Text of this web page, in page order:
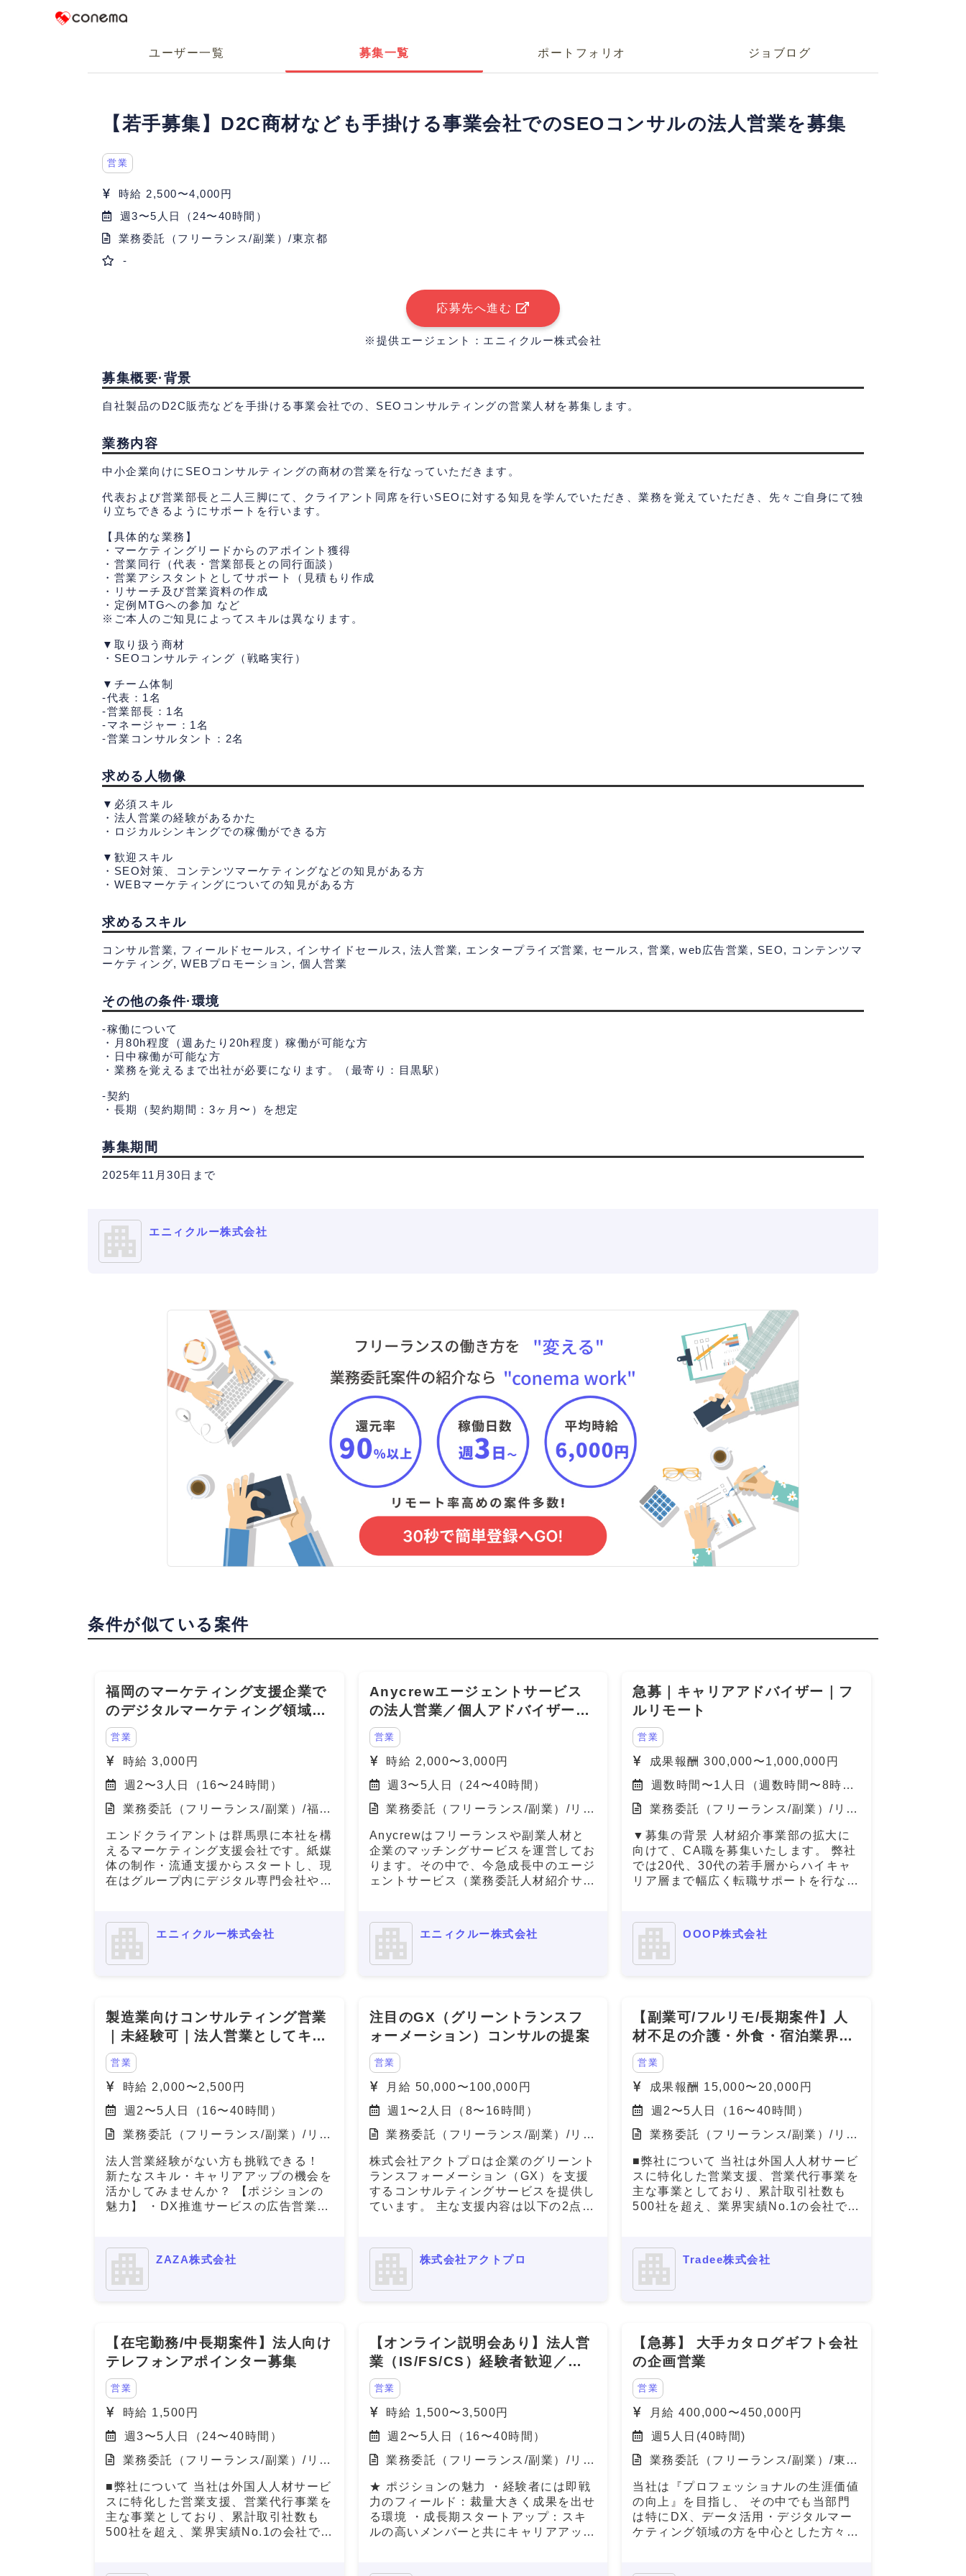
ユーザー一覧 募集一覧 ポートフォリオ ジョブログ
【若手募集】D2C商材なども手掛ける事業会社でのSEOコンサルの法人営業を募集
営業
時給 2,500〜4,000円
週3〜5人日（24〜40時間）
業務委託（フリーランス/副業）/東京都
-
応募先へ進む
※提供エージェント：エニィクルー株式会社
募集概要·背景
業務内容
中小企業向けにSEOコンサルティングの商材の営業を行なっていただきます。
代表および営業部長と二人三脚にて、クライアント同席を行いSEOに対する知見を学んでいただき、業務を覚えていただき、先々ご自身にて独
り立ちできるようにサポートを行います。
【具体的な業務】
・マーケティングリードからのアポイント獲得
・営業同行（代表・営業部長との同行面談）
・営業アシスタントとしてサポート（見積もり作成
・リサーチ及び営業資料の作成
・定例MTGへの参加 など
※ご本人のご知見によってスキルは異なります。
▼取り扱う商材
・SEOコンサルティング（戦略実行）
▼チーム体制
-代表：1名
-営業部長：1名
-マネージャー：1名
-営業コンサルタント：2名
求める人物像
▼必須スキル
・法人営業の経験があるかた
・ロジカルシンキングでの稼働ができる方
▼歓迎スキル
・SEO対策、コンテンツマーケティングなどの知見がある方
求めるスキル
コンサル営業, フィールドセールス, インサイドセールス, 法人営業, エンタープライズ営業, セールス, 営業, web広告営業, SEO, コンテンツマ
ーケティング, WEBプロモーション, 個人営業
その他の条件·環境
-稼働について
・月80h程度（週あたり20h程度）稼働が可能な方
・日中稼働が可能な方
・業務を覚えるまで出社が必要になります。（最寄り：目黒駅）
-契約
・長期（契約期間：3ヶ月〜）を想定
募集期間
2025年11月30日まで
エニィクルー株式会社
条件が似ている案件
福岡のマーケティング支援企業で
のデジタルマーケティング領域の
営業・PM
営業
時給 3,000円
週2〜3人日（16〜24時間）
業務委託（フリーランス/副業）/福岡
エンドクライアントは群馬県に本社を構
えるマーケティング支援会社です。紙媒
体の制作・流通支援からスタートし、現
在はグループ内にデジタル専門会社やク
す。 今回、その企業の福岡営業所に
て、デジタルマーケティング領域の営
業・提案・実行体制を確立すべく、立ち
立ち上げを一任されるポジションで、案
件提案〜納品ディレクションまで幅広く
関与でき、事業責任者に近い裁量を持つ
ことができる案件です。
エニィクルー株式会社
Anycrewエージェントサービス
の法人営業／個人アドバイザー
（RA・CA）
営業
時給 2,000〜3,000円
週3〜5人日（24〜40時間）
業務委託（フリーランス/副業）/リモ
Anycrewはフリーランスや副業人材と
企業のマッチングサービスを運営してお
ります。その中で、今急成長中のエージ
ェントサービス（業務委託人材紹介サー
ザー（個人サポート） の業務を担って
いただける方を募集しております。
エニィクルー株式会社
急募｜キャリアアドバイザー｜フ
ルリモート
営業
成果報酬 300,000〜1,000,000円
週数時間〜1人日（週数時間〜8時
間）
業務委託（フリーランス/副業）/リモ
▼募集の背景 人材紹介事業部の拡大に
向けて、CA職を募集いたします。 弊社
では20代、30代の若手層からハイキャ
リア層まで幅広く転職サポートを行なっ
む)ございます。
OOOP株式会社
製造業向けコンサルティング営業
｜未経験可｜法人営業としてキャ
リアアップしたい方
営業
時給 2,000〜2,500円
週2〜5人日（16〜40時間）
業務委託（フリーランス/副業）/リモ
法人営業経験がない方も挑戦できる！
新たなスキル・キャリアアップの機会を
活かしてみませんか？ 【ポジションの
魅力】 ・DX推進サービスの広告営業に
員が中心に活躍している職場で、新しい
チャレンジを歓迎するフラットな文化が
あります！ ・成果が報酬に直結する明
方が可能です！ 【自社の説明】 わたし
たちZAZA株式会社は、「未来を実装す
る。」をミッションに、 製造業と旅行
プラットフォームの領域で革新を起こす
スタートアップ企業です。 主力事業で
ある「Metoree（メトリー）」は、産業
用製品に特化した比較・検索プラットフ
究者が、最適な製品を選び、効率的に比
較検討できる仕組みを提供しています。
★「産業用製品がすぐにみつかる」とい
うキャッチフレーズとともに、製品選定
に悩む方々に対して「まずはメトリーで
検索する」という認知拡大のためにCM
ZAZA株式会社
注目のGX（グリーントランスフ
ォーメーション）コンサルの提案
営業
月給 50,000〜100,000円
週1〜2人日（8〜16時間）
業務委託（フリーランス/副業）/リモ
株式会社アクトプロは企業のグリーント
ランスフォーメーション（GX）を支援
するコンサルティングサービスを提供し
ています。 主な支援内容は以下の2点で
し、最適なプラン・電力会社の選定をサ
ポート。即効性のあるコスト削減を実現
します。 ● **Jクレジット創出支援** 省
の確保や、ESG評価・脱炭素経営の推
進に貢献します。 近年、GXは「企業の
競争力」を左右する重要テーマとなって
おり、コスト削減と環境価値の創出を両
立できる点が大きな魅力です。 今回、
当社はこれらのサービスにご関心をお持
ちの企業様をご紹介いただけるパートナ
株式会社アクトプロ
【副業可/フルリモ/長期案件】人
材不足の介護・外食・宿泊業界等
の企業へのテレアポ
営業
成果報酬 15,000〜20,000円
週2〜5人日（16〜40時間）
業務委託（フリーランス/副業）/リモ
■弊社について 当社は外国人人材サービ
スに特化した営業支援、営業代行事業を
主な事業としており、累計取引社数も
500社を超え、業界実績No.1の会社で
を目指し、より多くの外国人人財の就業
機会を獲得することで社会に貢献してい
きたいと考えております。 またメンバ
す。 ■ 募集背景 毎月10案件ほどお客様
が増えており、事業拡大により募集しま
Tradee株式会社
【在宅勤務/中長期案件】法人向け
テレフォンアポインター募集
営業
時給 1,500円
週3〜5人日（24〜40時間）
業務委託（フリーランス/副業）/リモ
■弊社について 当社は外国人人材サービ
スに特化した営業支援、営業代行事業を
主な事業としており、累計取引社数も
500社を超え、業界実績No.1の会社で
【オンライン説明会あり】法人営
業（IS/FS/CS）経験者歓迎／未
経験も応募可
営業
時給 1,500〜3,500円
週2〜5人日（16〜40時間）
業務委託（フリーランス/副業）/リモ
★ ポジションの魅力 ・経験者には即戦
力のフィールド：裁量大きく成果を出せ
る環境 ・成長期スタートアップ：スキ
ルの高いメンバーと共にキャリアアップ
【急募】 大手カタログギフト会社
の企画営業
営業
月給 400,000〜450,000円
週5人日(40時間)
業務委託（フリーランス/副業）/東京
当社は『プロフェッショナルの生涯価値
の向上』を目指し、 その中でも当部門
は特にDX、データ活用・デジタルマー
ケティング領域の方を中心とした方々へ